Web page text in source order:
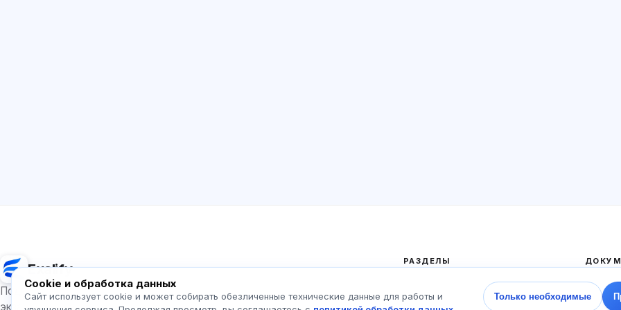
Exalify
Подготовка к международным языковым
экзаменам
РАЗДЕЛЫ
Тесты
Cookie и обработка данных
Сайт использует cookie и может собирать обезличенные технические данные для работы и
Только необходимые